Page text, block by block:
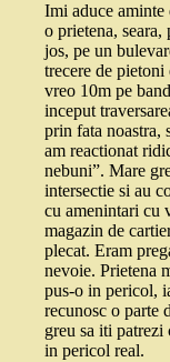
Imi aduce aminte
o prietena,
jos, pe un
trecere de pietoni
vreo 10m pe
inceput
prin fata noastra,
am reactionat
nebuni”. Mare
intersectie si au
cu amenintari cu
magazin de
plecat. Eram
nevoie. Prietena
pus-o in pericol,
recunosc o parte
greu sa iti patrezi
in pericol real.